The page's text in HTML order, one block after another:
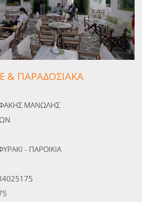
& ΠΑΡΑΔΟΣΙΑΚΑ
ΜΑΝΩΛΗΣ
- ΠΑΡΟΙΚΙΑ